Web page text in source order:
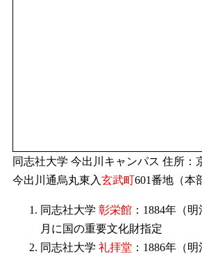
同志社大学 今出川キャンパス 住所：
今出川通烏丸東入玄武町601番地（本
同志社大学 彰栄館 ：1884年（
月に国の重要文化財指定
同志社大学 礼拝堂 ：1886年（